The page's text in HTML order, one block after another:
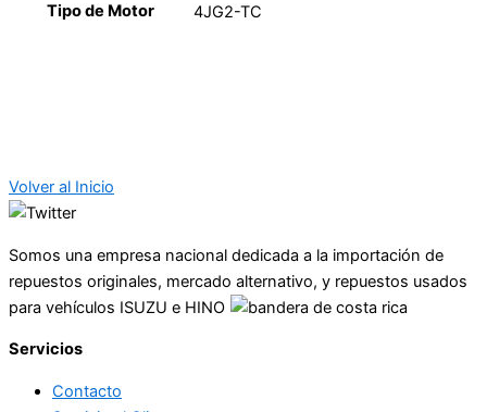
Tipo de Motor 4JG2-TC
Volver al Inicio
Somos una empresa nacional dedicada a la importación de
repuestos originales, mercado alternativo, y repuestos usados
para vehículos ISUZU e HINO
Servicios
Contacto